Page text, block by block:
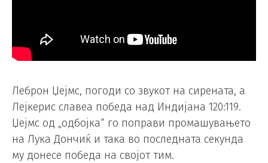
Леброн Џејмс, погоди со звукот на сирената, а
Лејкерис славеа победа над Индијана 120:119.
Џејмс од „одбојка“ го поправи промашувањето
на Лука Дончиќ и така во последната секунда
му донесе победа на својот тим.